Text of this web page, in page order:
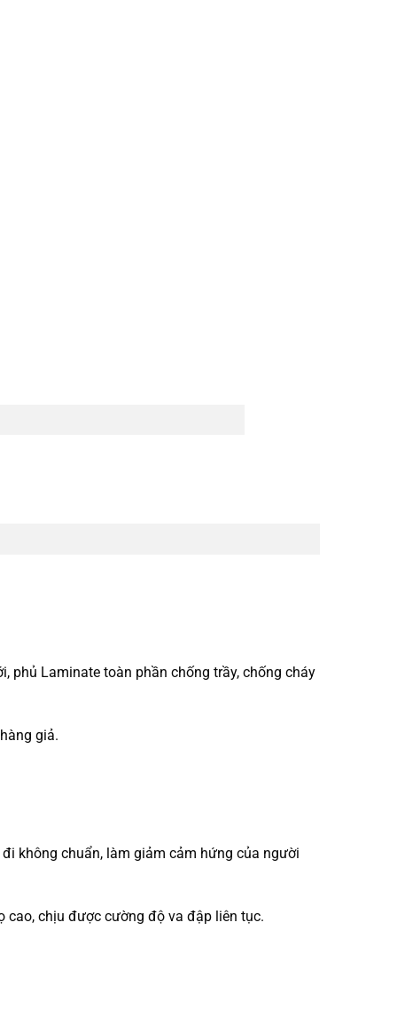
phủ Laminate toàn phần chống trầy, chống cháy
giả.
không chuẩn, làm giảm cảm hứng của người
cao, chịu được cường độ va đập liên tục.